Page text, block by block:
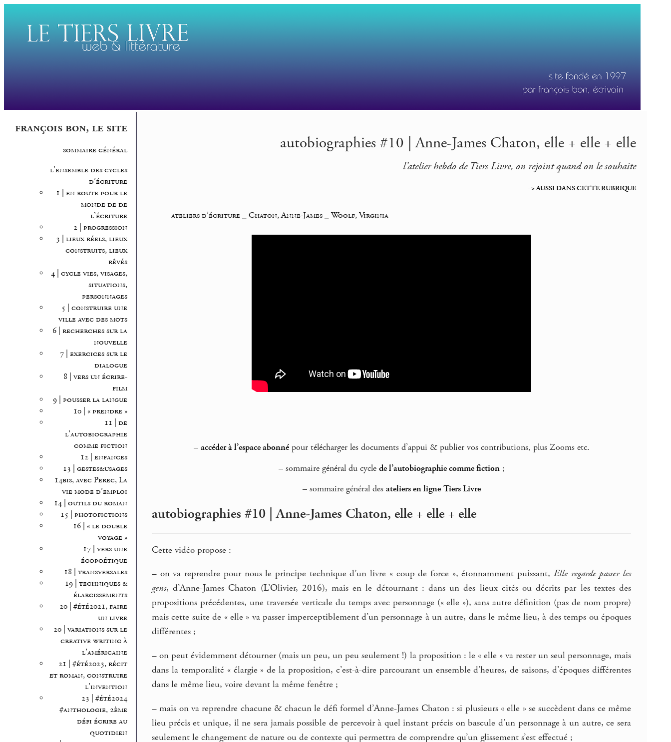
françois bon, le site
sommaire général
l’ensemble des cycles
d’écriture
1 | en route pour le
monde de de
l’écriture
2 | progression
3 | lieux réels, lieux
construits, lieux
rêvés
4 | cycle vies, visages,
situations,
personnages
5 | construire une
ville avec des mots
6 | recherches sur la
nouvelle
7 | exercices sur le
dialogue
8 | vers un écrire-
film
9 | pousser la langue
10 | « prendre »
11 | de
l’autobiographie
comme fiction
12 | enfances
13 | gestes&usages
14bis, avec Perec, La
vie mode d’emploi
14 | outils du roman
15 | photofictions
16 | « le double
voyage »
17 | vers une
écopoétique
18 | transversales
19 | techniques &
élargissements
20 | #été2021, faire
un livre
20 | variations sur le
creative writing à
l’américaine
21 | #été2023, récit
et roman, construire
l’invention
23 | #été2024
#anthologie, 2ème
défi écrire au
quotidien
autobiographies #10 | Anne-James Chaton, elle + elle + elle
l’atelier hebdo de Tiers Livre, on rejoint quand on le souhaite
–> AUSSI DANS CETTE RUBRIQUE
ateliers d’écriture _Chaton, Anne-James _Woolf, Virginia
– accéder à l’espace abonnépour télécharger les documents d’appui & publier vos contributions, plus Zooms etc.
–sommaire général du cycle de l’autobiographie comme fiction;
–sommaire général des ateliers en ligne Tiers Livre
autobiographies #10 | Anne-James Chaton, elle + elle + elle
Cette vidéo propose :
– on va reprendre pour nous le principe technique d’un livre « coup de force », étonnamment puissant, Elle regarde passer les
gens, d’Anne-James Chaton (L’Olivier, 2016), mais en le détournant : dans un des lieux cités ou décrits par les textes des
propositions précédentes, une traversée verticale du temps avec personnage (« elle »), sans autre définition (pas de nom propre)
mais cette suite de « elle » va passer imperceptiblement d’un personnage à un autre, dans le même lieu, à des temps ou époques
différentes ;
– on peut évidemment détourner (mais un peu, un peu seulement !) la proposition : le « elle » va rester un seul personnage, mais
dans la temporalité « élargie » de la proposition, c’est-à-dire parcourant un ensemble d’heures, de saisons, d’époques différentes
dans le même lieu, voire devant la même fenêtre ;
– mais on va reprendre chacune & chacun le défi formel d’Anne-James Chaton : si plusieurs « elle » se succèdent dans ce même
lieu précis et unique, il ne sera jamais possible de percevoir à quel instant précis on bascule d’un personnage à un autre, ce sera
seulement le changement de nature ou de contexte qui permettra de comprendre qu’un glissement s’est effectué ;